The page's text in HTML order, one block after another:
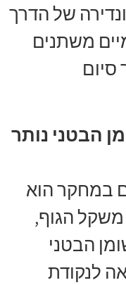
של הדרך
משתנים
סיום
הבטני נותר
במחקר הוא
הגוף,
הבטני
לנקודת